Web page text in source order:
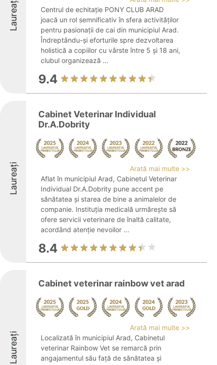
Laureați
Centrul de echitație PONY CLUB ARAD
joacă un rol semnificativ în sfera activităților
pentru pasionații de cai din municipiul Arad.
Îndreptându-și eforturile spre dezvoltarea
holistică a copiilor cu vârste între 5 și 18 ani,
clubul organizează ...
9.4
Laureați
Cabinet Veterinar Individual
Dr.A.Dobrity
Arată mai multe >>
Aflat în municipiul Arad, Cabinetul Veterinar
Individual Dr.A.Dobrity pune accent pe
sănătatea și starea de bine a animalelor de
companie. Instituția medicală urmărește să
ofere servicii veterinare de înaltă calitate,
acordând atenție nevoilor ...
8.4
Laureați
Cabinet veterinar rainbow vet arad
Arată mai multe >>
Localizată în municipiul Arad, Cabinetul
veterinar Rainbow Vet se remarcă prin
angajamentul său față de sănătatea și